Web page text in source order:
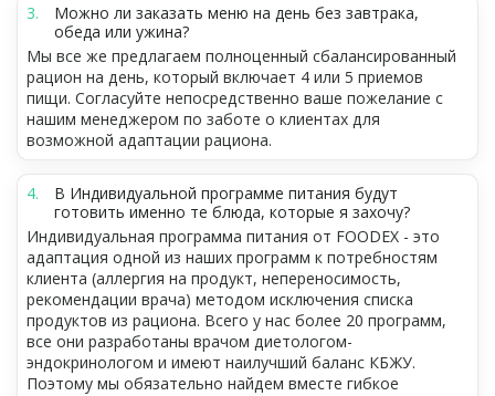
Можно ли заказать меню на день без завтрака,
обеда или ужина?
Мы все же предлагаем полноценный сбалансированный
рацион на день, который включает 4 или 5 приемов
пищи. Согласуйте непосредственно ваше пожелание с
нашим менеджером по заботе о клиентах для
возможной адаптации рациона.
В Индивидуальной программе питания будут
готовить именно те блюда, которые я захочу?
Индивидуальная программа питания от FOODEX - это
адаптация одной из наших программ к потребностям
клиента (аллергия на продукт, непереносимость,
рекомендации врача) методом исключения списка
продуктов из рациона. Всего у нас более 20 программ,
все они разработаны врачом диетологом-
эндокринологом и имеют наилучший баланс КБЖУ.
Поэтому мы обязательно найдем вместе гибкое